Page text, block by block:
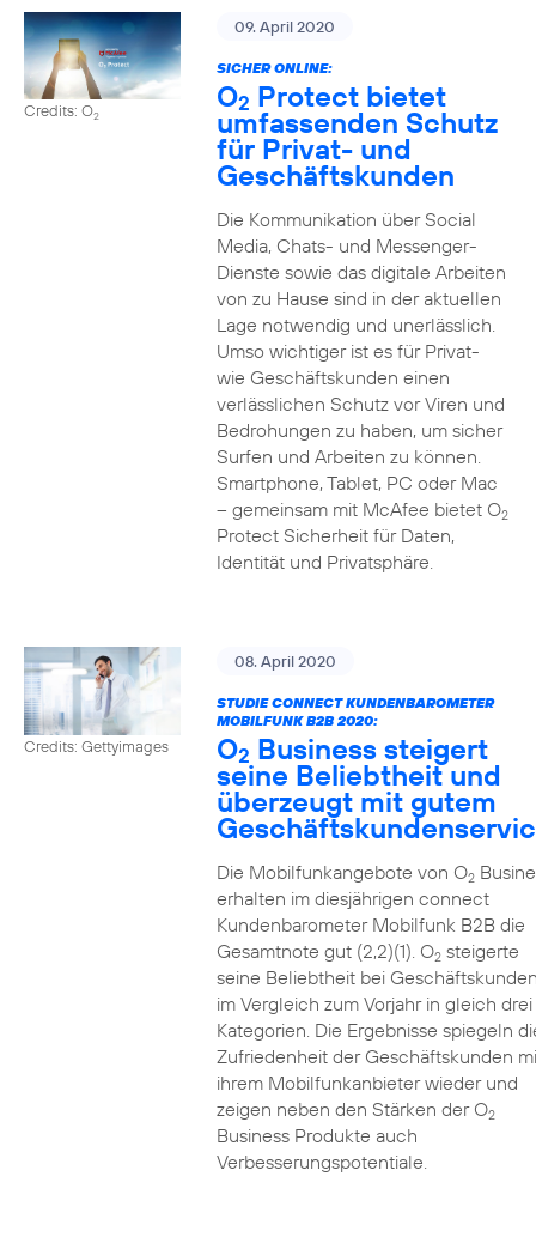
Credits: O2
09. April 2020
SICHER ONLINE:
O2 Protect bietet
umfassenden Schutz
für Privat- und
Geschäftskunden
Die Kommunikation über Social
Media, Chats- und Messenger-
Dienste sowie das digitale Arbeiten
von zu Hause sind in der aktuellen
Lage notwendig und unerlässlich.
Umso wichtiger ist es für Privat-
wie Geschäftskunden einen
verlässlichen Schutz vor Viren und
Bedrohungen zu haben, um sicher
Surfen und Arbeiten zu können.
Smartphone, Tablet, PC oder Mac
– gemeinsam mit McAfee bietet O2
Protect Sicherheit für Daten,
Identität und Privatsphäre.
Credits: Gettyimages
08. April 2020
STUDIE CONNECT KUNDENBAROMETER
MOBILFUNK B2B 2020:
O2 Business steigert
seine Beliebtheit und
überzeugt mit gutem
Die Mobilfunkangebote von O2
erhalten im diesjährigen connect
Kundenbarometer Mobilfunk B2B die
Gesamtnote gut (2,2)(1). O2steigerte
seine Beliebtheit bei
im Vergleich zum Vorjahr in gleich drei
Kategorien. Die Ergebnisse spiegeln
Zufriedenheit der Geschäftskunden
ihrem Mobilfunkanbieter wieder und
zeigen neben den Stärken der O2
Business Produkte auch
Verbesserungspotentiale.